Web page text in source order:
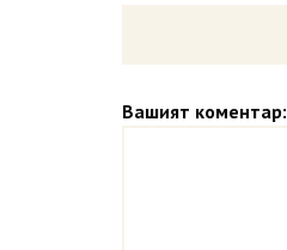
Вашият коментар: